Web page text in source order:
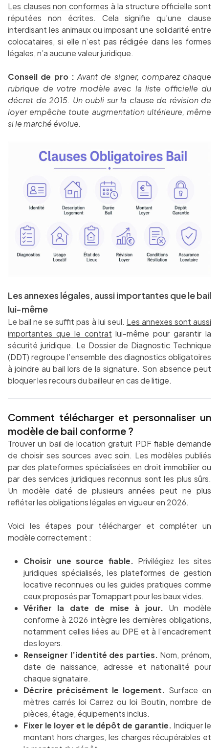
Les clauses non conformes à la structure officielle sont
réputées non écrites. Cela signifie qu’une clause
interdisant les animaux ou imposant une solidarité entre
colocataires, si elle n’est pas rédigée dans les formes
légales, n’a aucune valeur juridique.
Conseil de pro : Avant de signer, comparez chaque
rubrique de votre modèle avec la liste officielle du
décret de 2015. Un oubli sur la clause de révision de
loyer empêche toute augmentation ultérieure, même
si le marché évolue.
Les annexes légales, aussi importantes que le bail
lui-même
Le bail ne se suffit pas à lui seul. Les annexes sont aussi
importantes que le contrat lui-même pour garantir la
sécurité juridique. Le Dossier de Diagnostic Technique
(DDT) regroupe l’ensemble des diagnostics obligatoires
à joindre au bail lors de la signature. Son absence peut
bloquer les recours du bailleur en cas de litige.
Comment télécharger et personnaliser un
modèle de bail conforme ?
Trouver un bail de location gratuit PDF fiable demande
de choisir ses sources avec soin. Les modèles publiés
par des plateformes spécialisées en droit immobilier ou
par des services juridiques reconnus sont les plus sûrs.
Un modèle daté de plusieurs années peut ne plus
refléter les obligations légales en vigueur en 2026.
Voici les étapes pour télécharger et compléter un
modèle correctement :
Choisir une source fiable. Privilégiez les sites
juridiques spécialisés, les plateformes de gestion
locative reconnues ou les guides pratiques comme
ceux proposés parTomappart pour les baux vides.
Vérifier la date de mise à jour. Un modèle
conforme à 2026 intègre les dernières obligations,
notamment celles liées au DPE et à l’encadrement
des loyers.
Renseigner l’identité des parties. Nom, prénom,
date de naissance, adresse et nationalité pour
chaque signataire.
Décrire précisément le logement. Surface en
mètres carrés loi Carrez ou loi Boutin, nombre de
pièces, étage, équipements inclus.
Fixer le loyer et le dépôt de garantie. Indiquer le
montant hors charges, les charges récupérables et